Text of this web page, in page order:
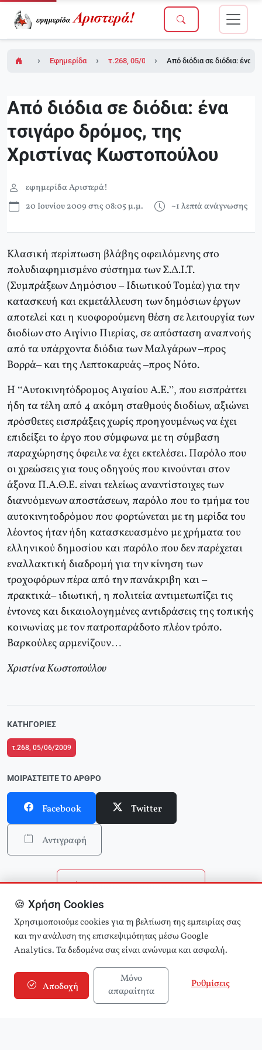
Εφημερίδα Αριστερά!τ.268, 05/06/2009Από διόδια σε διόδια: ένα
Από διόδια σε διόδια: ένα
τσιγάρο δρόμος, της
Χριστίνας Κωστοπούλου
εφημερίδα Αριστερά!
20 Ιουνίου 2009 στις 08:05 μ.μ.
~1 λεπτά ανάγνωσης
Κλασική περίπτωση βλάβης οφειλόμενης στο
πολυδιαφημισμένο σύστημα των Σ.Δ.Ι.Τ.
(Συμπράξεων Δημόσιου – Ιδιωτικού Τομέα) για την
κατασκευή και εκμετάλλευση των δημόσιων έργων
αποτελεί και η κυοφορούμενη θέση σε λειτουργία των
διοδίων στο Αιγίνιο Πιερίας, σε απόσταση αναπνοής
από τα υπάρχοντα διόδια των Μαλγάρων –προς
Βορρά– και της Λεπτοκαρυάς –προς Νότο.
Η “Αυτοκινητόδρομος Αιγαίου Α.Ε.”, που εισπράττει
ήδη τα τέλη από 4 ακόμη σταθμούς διοδίων, αξιώνει
πρόσθετες εισπράξεις χωρίς προηγουμένως να έχει
επιδείξει το έργο που σύμφωνα με τη σύμβαση
παραχώρησης όφειλε να έχει εκτελέσει. Παρόλο που
οι χρεώσεις για τους οδηγούς που κινούνται στον
άξονα Π.Α.Θ.Ε. είναι τελείως αναντίστοιχες των
διανυόμενων αποστάσεων, παρόλο που το τμήμα του
αυτοκινητοδρόμου που φορτώνεται με τη μερίδα του
λέοντος ήταν ήδη κατασκευασμένο με χρήματα του
ελληνικού δημοσίου και παρόλο που δεν παρέχεται
εναλλακτική διαδρομή για την κίνηση των
τροχοφόρων πέρα από την πανάκριβη και –
πρακτικά– ιδιωτική, η πολιτεία αντιμετωπίζει τις
έντονες και δικαιολογημένες αντιδράσεις της τοπικής
κοινωνίας με τον πατροπαράδοτο πλέον τρόπο.
Βαρκούλες αρμενίζουν…
Χριστίνα Κωστοπούλου
ΚΑΤΗΓΟΡΊΕΣ
τ.268, 05/06/2009
ΜΟΙΡΑΣΤΕΊΤΕ ΤΟ ΆΡΘΡΟ
Facebook Twitter
Αντιγραφή
Επιστροφή στην αρχική
Αναζήτηση άρθρων
🍪 Χρήση Cookies
Χρησιμοποιούμε cookies για τη βελτίωση της εμπειρίας σας
και την ανάλυση της επισκεψιμότητας μέσω Google
Analytics. Τα δεδομένα σας είναι ανώνυμα και ασφαλή.
Αποδοχή
Μόνο
απαραίτητα
Ρυθμίσεις